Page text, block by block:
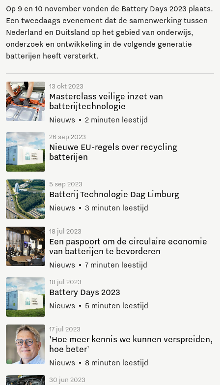
Op 9 en 10 november vonden de Battery Days 2023 plaats.
Een tweedaags evenement dat de samenwerking tussen
Nederland en Duitsland op het gebied van onderwijs,
onderzoek en ontwikkeling in de volgende generatie
batterijen heeft versterkt.
13 okt 2023
Masterclass veilige inzet van
batterijtechnologie
Nieuws 2 minuten leestijd
26 sep 2023
Nieuwe EU-regels over recycling
batterijen
5 sep 2023
Batterij Technologie Dag Limburg
Nieuws 3 minuten leestijd
18 jul 2023
Een paspoort om de circulaire economie
van batterijen te bevorderen
Nieuws 7 minuten leestijd
18 jul 2023
Battery Days 2023
Nieuws 5 minuten leestijd
17 jul 2023
'Hoe meer kennis we kunnen verspreiden,
hoe beter'
Nieuws 8 minuten leestijd
30 jun 2023